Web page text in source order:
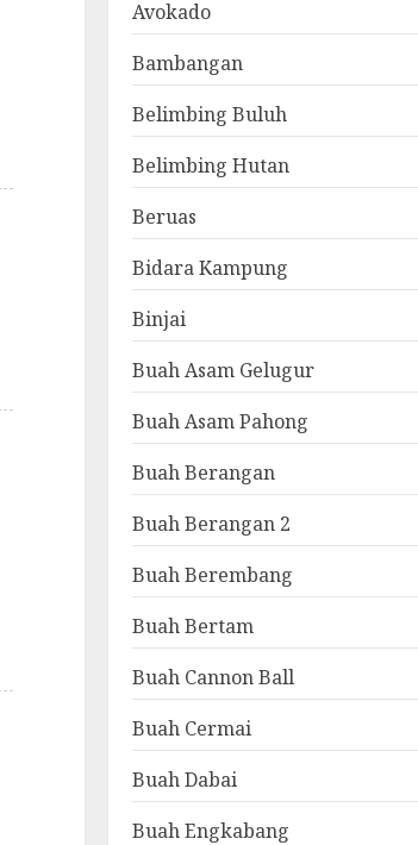
Avokado
Bambangan
Belimbing Buluh
Belimbing Hutan
Beruas
Bidara Kampung
Binjai
Buah Asam Gelugur
Buah Asam Pahong
Buah Berangan
Buah Berangan 2
Buah Berembang
Buah Bertam
Buah Cannon Ball
Buah Cermai
Buah Dabai
Buah Engkabang